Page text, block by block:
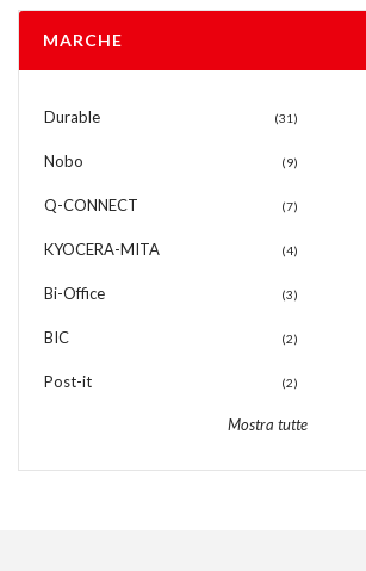
MARCHE
Durable (31)
Nobo (9)
Q-CONNECT (7)
KYOCERA-MITA (4)
Bi-Office (3)
BIC (2)
Post-it (2)
Mostra tutte